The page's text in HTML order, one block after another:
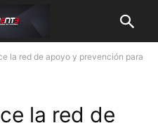
la red de apoyo y prevención para
la red de